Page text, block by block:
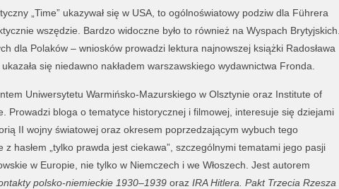
„Time” ukazywał się w USA, to ogólnoświatowy podziw dla Führera
wszędzie. Bardzo widoczne było to również na Wyspach Brytyjskich.
dla Polaków – wniosków prowadzi lektura najnowszej książki Radosława
ukazała się niedawno nakładem warszawskiego wydawnictwa Fronda.
Uniwersytetu Warmińsko-Mazurskiego w Olsztynie oraz Institute of
Prowadzi bloga o tematyce historycznej i filmowej, interesuje się dziejami
II wojny światowej oraz okresem poprzedzającym wybuch tego
hasłem „tylko prawda jest ciekawa”, szczególnymi tematami jego pasji
w Europie, nie tylko w Niemczech i we Włoszech. Jest autorem
polsko-niemieckie 1930–1939oraz IRA Hitlera. Pakt Trzecia Rzesza